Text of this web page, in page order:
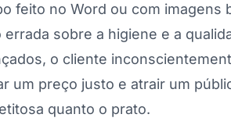
feito no Word ou com imagens
errada sobre a higiene e a
o cliente
um preço justo e atrair um
quanto o prato.